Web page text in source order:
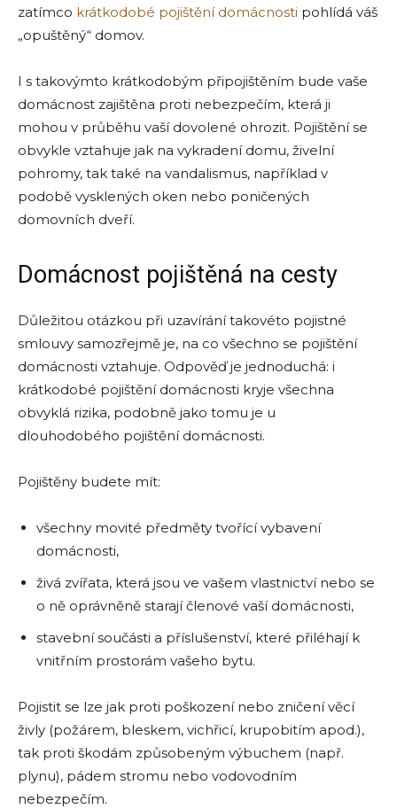
zatímco krátkodobé pojištění domácnosti pohlídá váš
„opuštěný“ domov.
I s takovýmto krátkodobým připojištěním bude vaše
domácnost zajištěna proti nebezpečím, která ji
mohou v průběhu vaší dovolené ohrozit. Pojištění se
obvykle vztahuje jak na vykradení domu, živelní
pohromy, tak také na vandalismus, například v
podobě vysklených oken nebo poničených
domovních dveří.
Domácnost pojištěná na cesty
Důležitou otázkou při uzavírání takovéto pojistné
smlouvy samozřejmě je, na co všechno se pojištění
domácnosti vztahuje. Odpověď je jednoduchá: i
krátkodobé pojištění domácnosti kryje všechna
obvyklá rizika, podobně jako tomu je u
dlouhodobého pojištění domácnosti.
Pojištěny budete mít:
všechny movité předměty tvořící vybavení
domácnosti,
živá zvířata, která jsou ve vašem vlastnictví nebo se
o ně oprávněně starají členové vaší domácnosti,
stavební součásti a příslušenství, které přiléhají k
vnitřním prostorám vašeho bytu.
Pojistit se lze jak proti poškození nebo zničení věcí
živly (požárem, bleskem, vichřicí, krupobitím apod.),
tak proti škodám způsobeným výbuchem (např.
plynu), pádem stromu nebo vodovodním
nebezpečím.